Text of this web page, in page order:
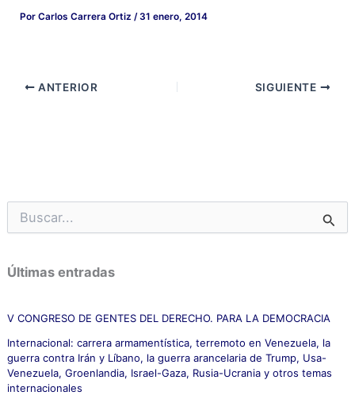
PorCarlos Carrera Ortiz/31 enero, 2014
ANTERIOR SIGUIENTE
u
c
a
p
r
:
Últimas entradas
V CONGRESO DE GENTES DEL DERECHO. PARA LA DEMOCRACIA
Internacional: carrera armamentística, terremoto en Venezuela, la
guerra contra Irán y Líbano, la guerra arancelaria de Trump, Usa-
Venezuela, Groenlandia, Israel-Gaza, Rusia-Ucrania y otros temas
internacionales